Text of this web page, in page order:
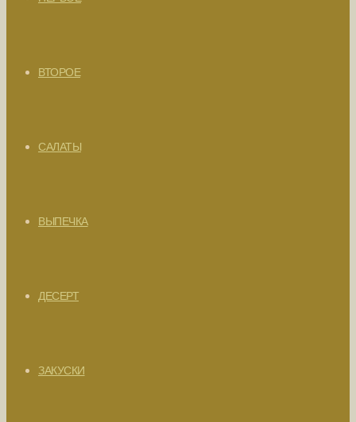
ВТОРОЕ
САЛАТЫ
ВЫПЕЧКА
ДЕСЕРТ
ЗАКУСКИ